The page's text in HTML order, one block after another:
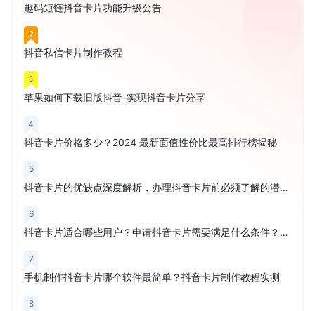
趣码短链抖音卡片功能升级公告
2
抖音私信卡片制作教程
3
苹果如何下载旧版抖音-实现抖音卡片分享
4
抖音卡片价格多少？2024 最新面值性价比最高排行榜揭秘
5
抖音卡片的优缺点深度解析，办理抖音卡片前必须了解的潜在风险
6
抖音卡片适合哪些用户？申请抖音卡片需要满足什么条件？权威解读
7
手机制作抖音卡片哪个软件最简单？抖音卡片制作教程实测
8